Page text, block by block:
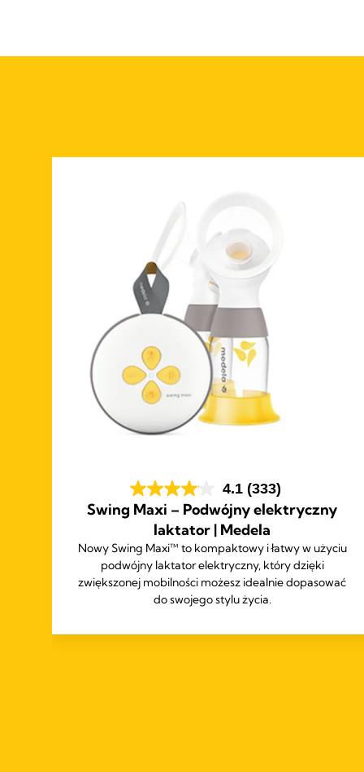
4.1 (333)
Swing Maxi – Podwójny elektryczny
laktator | Medela
Nowy Swing Maxi™ to kompaktowy i łatwy w użyciu
podwójny laktator elektryczny, który dzięki
zwiększonej mobilności możesz idealnie dopasować
do swojego stylu życia.